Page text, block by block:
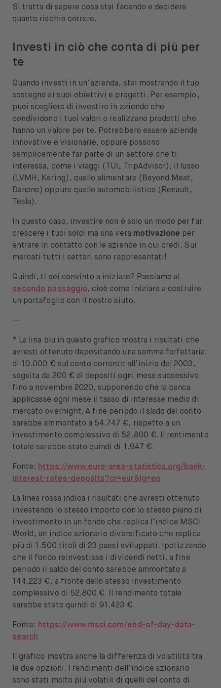
Si tratta di sapere cosa stai facendo e decidere
quanto rischio correre.
Investi in ciò che conta di più per
te
Quando investi in un’azienda, stai mostrando il tuo
sostegno ai suoi obiettivi e progetti. Per esempio,
puoi scegliere di investire in aziende che
condividono i tuoi valori o realizzano prodotti che
hanno un valore per te. Potrebbero essere aziende
innovative e visionarie, oppure possono
semplicemente far parte di un settore che ti
interessa, come i viaggi (TUI, TripAdvisor), il lusso
(LVMH, Kering), quello alimentare (Beyond Meat,
Danone) oppure quello automobilistico (Renault,
Tesla).
In questo caso, investire non è solo un modo per far
crescere i tuoi soldi ma una vera motivazione per
entrare in contatto con le aziende in cui credi. Sui
mercati tutti i settori sono rappresentati!
Quindi, ti sei convinto a iniziare? Passiamo al
secondo passaggio, cioè come iniziare a costruire
un portafoglio con il nostro aiuto.
—
* La lina blu in questo grafico mostra i risultati che
avresti ottenuto depositando una somma forfettaria
di 10.000 € sul conto corrente all’inizio del 2003,
seguita da 200 € di depositi ogni mese successivo
fino a novembre 2020, supponendo che la banca
applicasse ogni mese il tasso di interesse medio di
mercato overnight. A fine periodo il slado del conto
sarebbe ammontato a 54.747 €, rispetto a un
investimento complessivo di 52.800 €. Il rentimento
totale sarebbe stato quindi di 1.947 €.
Fonte: https://www.euro-area-statistics.org/bank-
interest-rates-deposits?cr=eur&lg=en
La linea rossa indica i risultati che avresti ottenuto
investendo lo stesso importo con lo stesso piano di
investimento in un fondo che replica l’indice MSCI
World, un indice azionario diversificato che replica
più di 1.500 titoli di 23 paesi sviluppati. Ipotizzando
che il fondo reinvestisse i dividendi netti, a fine
periodo il saldo del conto sarebbe ammontato a
144.223 €, a fronte dello stesso investimento
complessivo di 52.800 €. Il rendimento totale
sarebbe stato quindi di 91.423 €.
Fonte: https://www.msci.com/end-of-day-data-
search
Il grafico mostra anche la differenza di volatilità tra
le due opzioni. I rendimenti dell’indice azionario
sono stati molto più volatili di quelli del conto di